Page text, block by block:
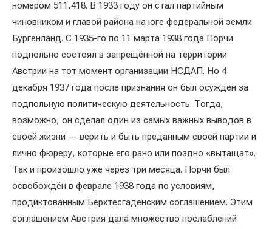
номером 511,418. В 1933 году он стал партийным
чиновником и главой района на юге федеральной земли
Бургенланд. С 1935-го по 11 марта 1938 года Порчи
подпольно состоял в запрещённой на территории
Австрии на тот момент организации НСДАП. Но 4
декабря 1937 года после признания он был осуждён за
подпольную политическую деятельность. Тогда,
возможно, он сделал один из самых важных выводов в
своей жизни — верить и быть преданным своей партии и
лично фюреру, которые его рано или поздно «вытащат».
Так и произошло уже через три месяца. Порчи был
освобождён в феврале 1938 года по условиям,
продиктованным Берхтесгаденским соглашением. Этим
соглашением Австрия дала множество послаблений